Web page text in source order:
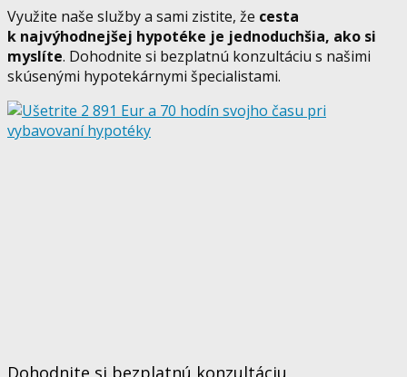
Využite naše služby a sami zistite, že cesta
k najvýhodnejšej hypotéke je jednoduchšia, ako si
myslíte. Dohodnite si bezplatnú konzultáciu s našimi
skúsenými hypotekárnymi špecialistami.
Dohodnite si bezplatnú konzultáciu